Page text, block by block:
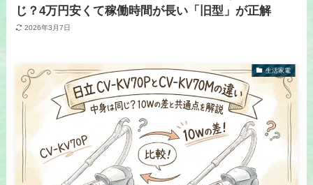
じ？4万円安くて稼働時間が長い「旧型」が正解
2026年3月7日
生活家電